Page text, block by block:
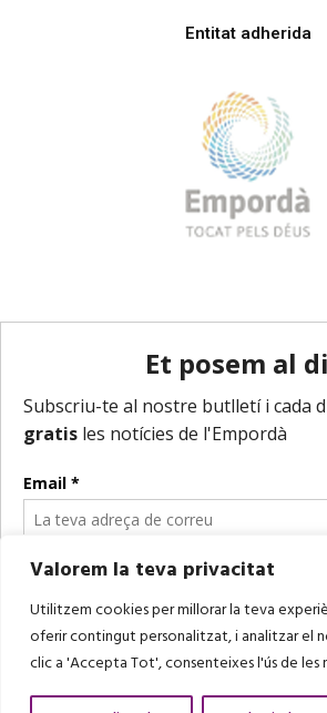
Valorem la teva privacitat
Utilitzem cookies per millorar la teva
oferir contingut personalitzat, i analitzar el
clic a 'Accepta Tot', consenteixes l'ús de les
Entitat adherida